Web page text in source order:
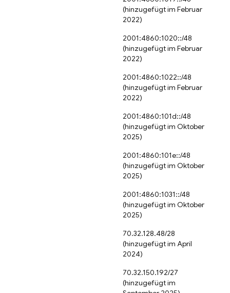
(hinzugefügt im Februar
2022)
2001:4860:1020::/48
(hinzugefügt im Februar
2022)
2001:4860:1022::/48
(hinzugefügt im Februar
2022)
2001:4860:101d::/48
(hinzugefügt im Oktober
2025)
2001:4860:101e::/48
(hinzugefügt im Oktober
2025)
2001:4860:1031::/48
(hinzugefügt im Oktober
2025)
70.32.128.48/28
(hinzugefügt im April
2024)
70.32.150.192/27
(hinzugefügt im